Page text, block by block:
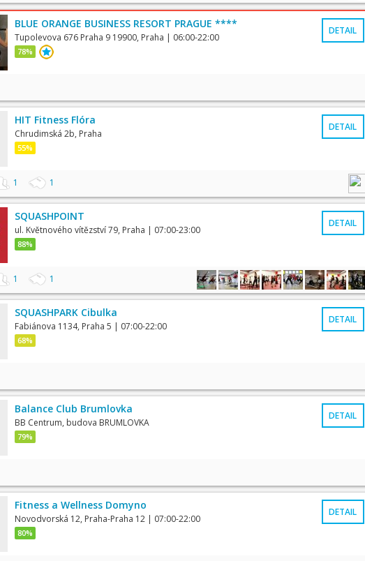
BLUE ORANGE BUSINESS RESORT PRAGUE ****
Tupolevova 676 Praha 9 19900, Praha | 06:00-22:00
78%
DETAIL
HIT Fitness Flóra
Chrudimská 2b, Praha
55%
DETAIL
1 1
SQUASHPOINT
ul. Květnového vítězství 79, Praha | 07:00-23:00
88%
DETAIL
1 1
SQUASHPARK Cibulka
Fabiánova 1134, Praha 5 | 07:00-22:00
68%
DETAIL
Balance Club Brumlovka
BB Centrum, budova BRUMLOVKA
79%
DETAIL
Fitness a Wellness Domyno
Novodvorská 12, Praha-Praha 12 | 07:00-22:00
80%
DETAIL